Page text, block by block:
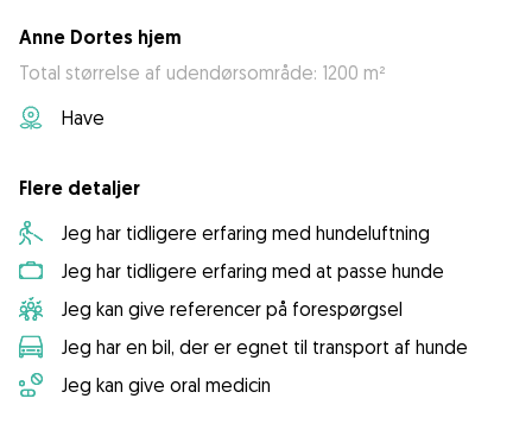
Anne Dortes hjem
Total størrelse af udendørsområde: 1200 m²
Have
Flere detaljer
Jeg har tidligere erfaring med hundeluftning
Jeg har tidligere erfaring med at passe hunde
Jeg kan give referencer på forespørgsel
Jeg har en bil, der er egnet til transport af hunde
Jeg kan give oral medicin